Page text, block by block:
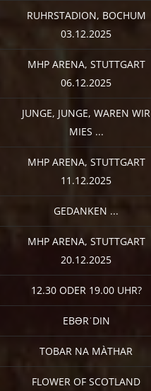
RUHRSTADION, BOCHUM
03.12.2025
MHP ARENA, STUTTGART
06.12.2025
JUNGE, JUNGE, WAREN WIR
MIES ...
MHP ARENA, STUTTGART
11.12.2025
GEDANKEN ...
MHP ARENA, STUTTGART
20.12.2025
12.30 ODER 19.00 UHR?
EBƏRˈDIN
TOBAR NA MÀTHAR
FLOWER OF SCOTLAND